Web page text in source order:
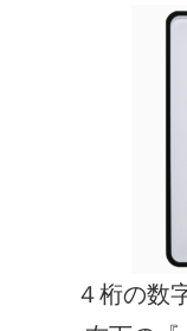
４桁の数